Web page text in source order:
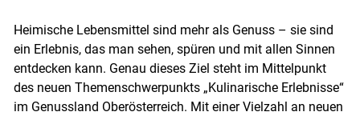
Heimische Lebensmittel sind mehr als Genuss – sie sind
ein Erlebnis, das man sehen, spüren und mit allen Sinnen
entdecken kann. Genau dieses Ziel steht im Mittelpunkt
des neuen Themenschwerpunkts „Kulinarische Erlebnisse“
im Genussland Oberösterreich. Mit einer Vielzahl an neuen